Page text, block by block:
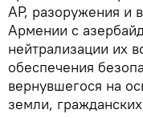
АР, разоружения и
Армении с
нейтрализации их
обеспечения
вернувшегося на
земли,